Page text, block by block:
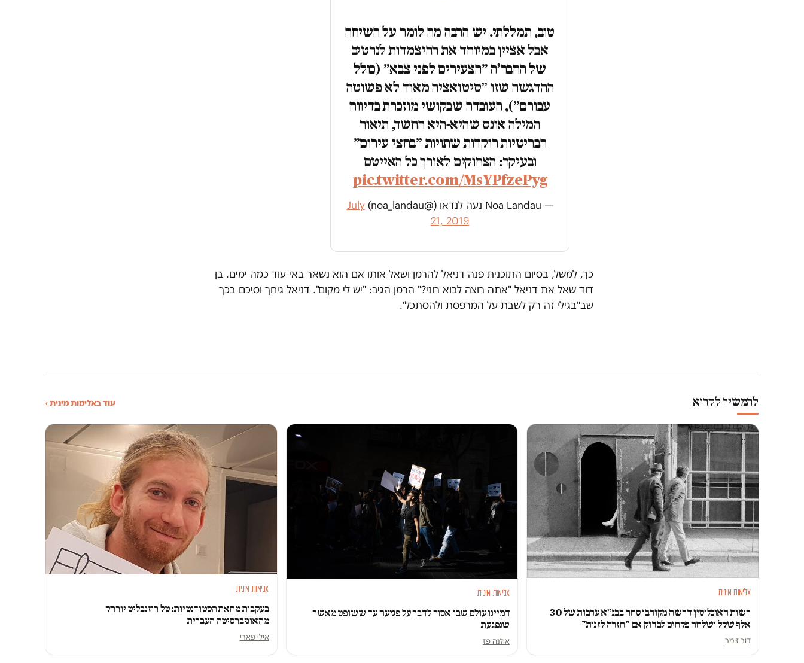
טוב, תמללתי. יש הרבה מה לומר על השיחה
אבל אציין במיוחד את ההיצמדות לנרטיב
של החבר׳ה ״הצעירים לפני צבא״ (כולל
ההדגשה שזו ״סיטואציה מאוד לא פשוטה
עבורם״), העובדה שבקושי מוזכרת בדיווח
המילה אונס שהיא-היא החשד, תיאור
הבריטיות רוקדות שתויות ״בחצי עירום״
ובעיקר: הצחוקים לאורך כל האייטם
pic.twitter.com/MsYPfzePyg
— Noa Landau נעה לנדאו (@noa_landau)
July
21, 2019
כך, למשל, בסיום התוכנית פנה דניאל להרמן ושאל אותו אם הוא נשאר באי עוד כמה ימים. בן
דוד שאל את דניאל "אתה רוצה לבוא רוני?" הרמן הגיב: "יש לי מקום". דניאל גיחך וסיכם בכך
שב"בגילי זה רק לשבת על המרפסת ולהסתכל".
להמשיך לקרוא עוד באלימות מינית ›
אלימות מינית
רשות האוכלוסין דרשה מקורבן סחר בבנ״א ערבות של 30
אלף שקל ושלחה פקחים לבדוק אם "חזרה לזנות"
דור זומר
אלימות מינית
דמיינו עולם שבו אסור לדבר על פגיעה עד ששופט מאשר
שנפגעת
אילנה פז
אלימות מינית
בעקבות מחאת הסטודנטיות: טל רוזנבליט יורחק
מהאוניברסיטה העברית
אילי פארי